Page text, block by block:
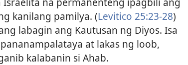
kanilang pamilya. (Levitico 25:23-28)
labagin ang Kautusan ng Diyos. Isa
at lakas ng loob,
kalabanin si Ahab.